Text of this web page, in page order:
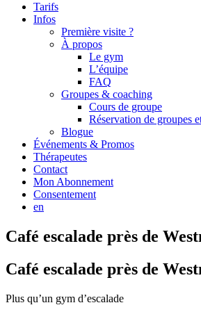
Tarifs
Infos
Première visite ?
À propos
Le gym
L’équipe
FAQ
Groupes & coaching
Cours de groupe
Réservation de groupes
Blogue
Événements & Promos
Thérapeutes
Contact
Mon Abonnement
Consentement
en
Café escalade près de
Café escalade près de
Plus qu’un gym d’escalade